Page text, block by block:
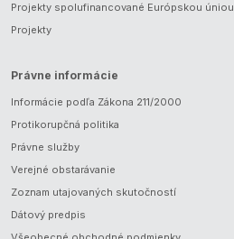
Projekty spolufinancované Európskou úniou
Projekty
Právne informácie
Informácie podľa Zákona 211/2000
Protikorupčná politika
Právne služby
Verejné obstarávanie
Zoznam utajovaných skutočností
Dátový predpis